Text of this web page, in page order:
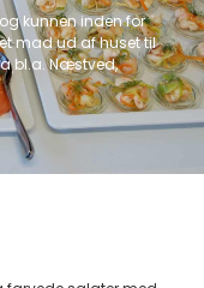
kunnen inden for
mad ud af huset til
bl.a. Næstved,